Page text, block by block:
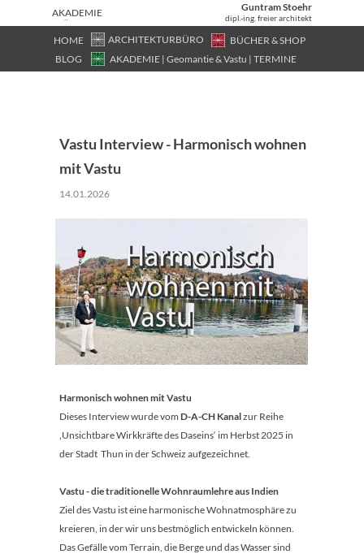
AKADEMIE
| FÜR
GEOMANTI
ASTROLOG
IE & VASTU
Guntram Stoehr
dipl.-ing. freier architekt
HOME
BLOG
ARCHITEKTURBÜRO
AKADEMIE | Geomantie & Vastu | TERMINE
BÜCHER & SHOP
Vastu Interview - Harmonisch wohnen
mit Vastu
14.01.2026
Harmonisch wohnen mit Vastu
Dieses Interview wurde vom D-A-CH Kanalzur Reihe
‚Unsichtbare Wirkkräfte des Daseins‘ im Herbst 2025 in
der Stadt Thun in der Schweiz aufgezeichnet.
Vastu - die traditionelle Wohnraumlehre aus Indien
Ziel des Vastu ist eine harmonische Wohnatmosphäre zu
kreieren, in der wir uns bestmöglich entwickeln können.
Das Gefälle vom Terrain, die Berge und das Wasser sind